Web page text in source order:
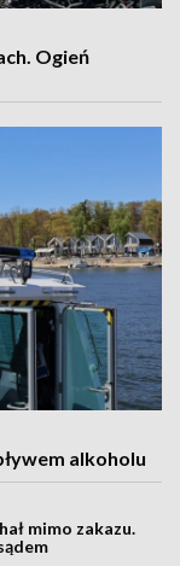
Ogień
alkoholu
mimo zakazu.